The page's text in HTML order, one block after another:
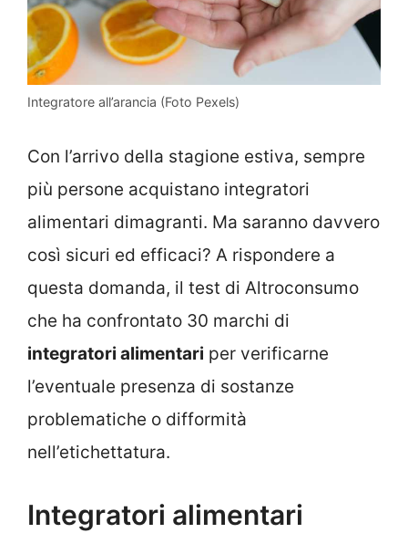
Integratore all’arancia (Foto Pexels)
Con l’arrivo della stagione estiva, sempre
più persone acquistano integratori
alimentari dimagranti. Ma saranno davvero
così sicuri ed efficaci? A rispondere a
questa domanda, il test di Altroconsumo
che ha confrontato 30 marchi di
integratori alimentari per verificarne
l’eventuale presenza di sostanze
problematiche o difformità
nell’etichettatura.
Integratori alimentari